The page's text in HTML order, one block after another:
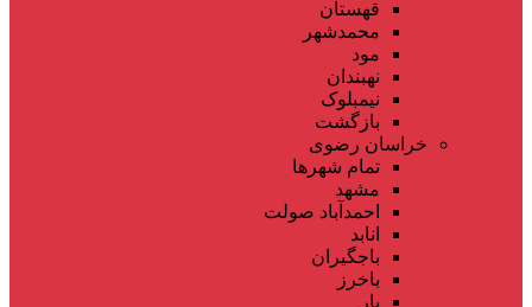
قهستان
محمدشهر
مود
نهبندان
نیمبلوک
بازگشت
خراسان رضوی
تمام شهر‌ها
مشهد
احمدآباد صولت
انابد
باجگیران
باخرز
بار